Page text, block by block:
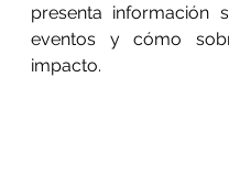
presenta información
eventos y cómo
impacto.